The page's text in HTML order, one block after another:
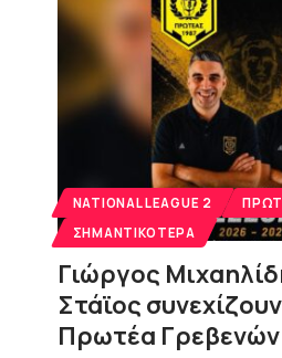
NATIONAL LEAGUE 2
ΣΗΜΑΝΤΙΚΌΤΕΡΑ
Γιώργος
Στάϊος
Πρωτέα Γρεβενών